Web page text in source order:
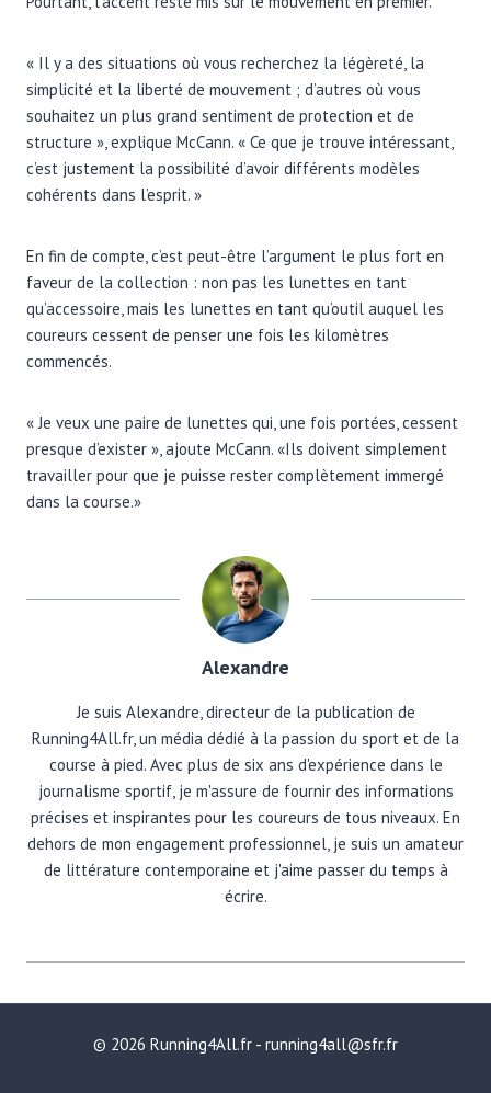
« Il y a des situations où vous recherchez la légèreté, la
simplicité et la liberté de mouvement ; d’autres où vous
souhaitez un plus grand sentiment de protection et de
structure », explique McCann. « Ce que je trouve intéressant,
c’est justement la possibilité d’avoir différents modèles
cohérents dans l’esprit. »
En fin de compte, c’est peut-être l’argument le plus fort en
faveur de la collection : non pas les lunettes en tant
qu’accessoire, mais les lunettes en tant qu’outil auquel les
coureurs cessent de penser une fois les kilomètres
commencés.
« Je veux une paire de lunettes qui, une fois portées, cessent
presque d’exister », ajoute McCann. «Ils doivent simplement
travailler pour que je puisse rester complètement immergé
dans la course.»
Alexandre
Je suis Alexandre, directeur de la publication de
Running4All.fr, un média dédié à la passion du sport et de la
course à pied. Avec plus de six ans d'expérience dans le
journalisme sportif, je m'assure de fournir des informations
précises et inspirantes pour les coureurs de tous niveaux. En
dehors de mon engagement professionnel, je suis un amateur
de littérature contemporaine et j'aime passer du temps à
écrire.
© 2026 Running4All.fr - running4all@sfr.fr